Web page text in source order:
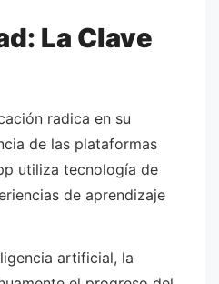
La Clave
radica en su
de las plataformas
utiliza tecnología de
de aprendizaje
artificial, la